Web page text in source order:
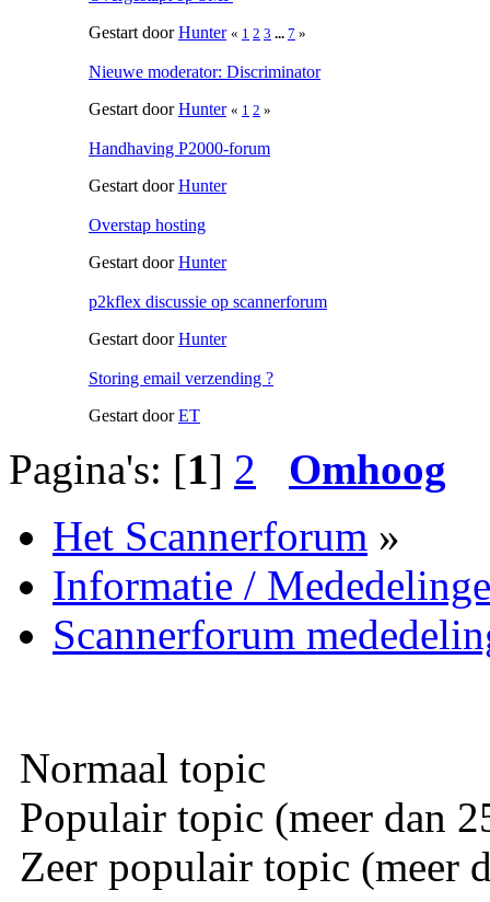
Gestart doorHunter « 1 2 3 ... 7 »
Nieuwe moderator: Discriminator
Gestart doorHunter « 1 2 »
Handhaving P2000-forum
Gestart doorHunter
Overstap hosting
Gestart doorHunter
p2kflex discussie op scannerforum
Gestart doorHunter
Storing email verzending ?
Gestart doorET
Pagina's: [1] 2
Omhoog
Het Scannerforum »
Informatie /
Scannerforum
Normaal topic
Populair topic (meer dan
Zeer populair topic (meer